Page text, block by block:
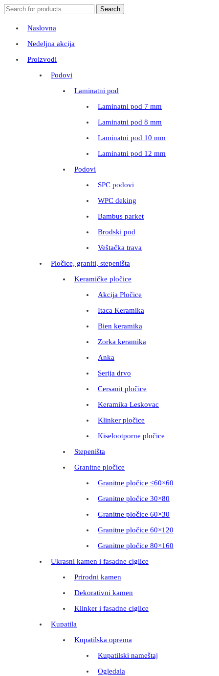
Search
for:
Search
Naslovna
Nedeljna akcija
Proizvodi
Podovi
Laminatni pod
Laminatni pod 7 mm
Laminatni pod 8 mm
Laminatni pod 10 mm
Laminatni pod 12 mm
Podovi
SPC podovi
WPC deking
Bambus parket
Brodski pod
Veštačka trava
Pločice, graniti, stepeništa
Keramičke pločice
Akcija Pločice
Itaca Keramika
Bien keramika
Zorka keramika
Anka
Serija drvo
Cersanit pločice
Keramika Leskovac
Klinker pločice
Kiselootporne pločice
Stepeništa
Granitne pločice
Granitne pločice ≤60×60
Granitne pločice 30×80
Granitne pločice 60×30
Granitne pločice 60×120
Granitne pločice 80×160
Ukrasni kamen i fasadne ciglice
Prirodni kamen
Dekorativni kamen
Klinker i fasadne ciglice
Kupatila
Kupatilska oprema
Kupatilski nameštaj
Ogledala